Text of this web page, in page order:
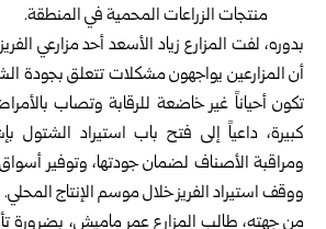
منتجات الزراعات المحمية في المنطقة.
بدوره، لفت المزارع زياد الأسعد أحد مزارعي
أن المزارعين يواجهون مشكلات تتعلق بجودة
تكون أحياناً غير خاضعة للرقابة وتصاب
كبيرة، داعياً إلى فتح باب استيراد الشتول
ومراقبة الأصناف لضمان جودتها، وتوفير
ووقف استيراد الفريز خلال موسم الإنتاج المحلي.
من جهته، طالب المزارع عمر ماميش، بضرورة